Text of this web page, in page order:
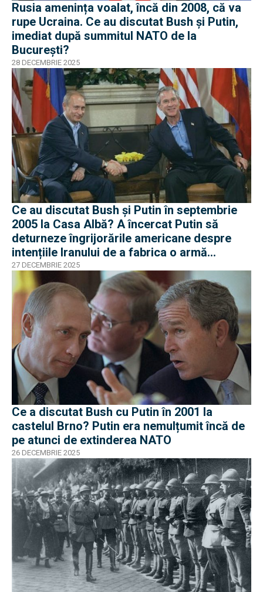
Rusia amenința voalat, încă din 2008, că va
rupe Ucraina. Ce au discutat Bush și Putin,
imediat după summitul NATO de la
București?
28 DECEMBRIE 2025
Ce au discutat Bush și Putin în septembrie
2005 la Casa Albă? A încercat Putin să
deturneze îngrijorările americane despre
intențiile Iranului de a fabrica o armă
nucleară?
27 DECEMBRIE 2025
Ce a discutat Bush cu Putin în 2001 la
castelul Brno? Putin era nemulțumit încă de
pe atunci de extinderea NATO
26 DECEMBRIE 2025